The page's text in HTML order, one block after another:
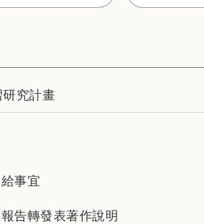
究計畫
事宜
告轉發表著作說明